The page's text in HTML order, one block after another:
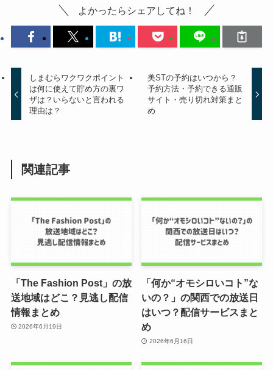
よかったらシェアしてね！
しまむらワクワクポイント
は何に使えて貯め方の裏ワ
ザは？いらないと言われる
理由は？
美STの予約はいつから？
予約方法・予約できる通販
サイト・売り切れ対策まと
め
関連記事
「The Fashion Post」の放
送地域はどこ？見逃し配信
情報まとめ
2026年6月19日
「何か“オモシロいコト”な
いの？」の関西での放送日
はいつ？配信サービスまと
め
2026年6月16日